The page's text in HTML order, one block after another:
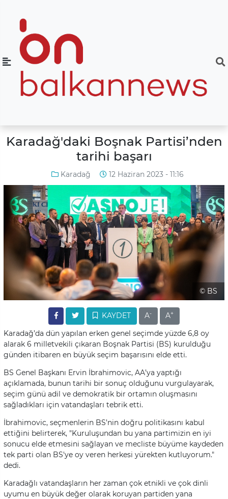
Karadağ'daki Boşnak Partisi’nden
tarihi başarı
Karadağ 12 Haziran 2023 - 11:16
© BS
KAYDET A- A+
Karadağ’da dün yapılan erken genel seçimde yüzde 6,8 oy
alarak 6 milletvekili çıkaran Boşnak Partisi (BS) kurulduğu
günden itibaren en büyük seçim başarısını elde etti.
BS Genel Başkanı Ervin İbrahimovic, AA’ya yaptığı
açıklamada, bunun tarihi bir sonuç olduğunu vurgulayarak,
seçim günü adil ve demokratik bir ortamın oluşmasını
sağladıkları için vatandaşları tebrik etti.
İbrahimovic, seçmenlerin BS’nin doğru politikasını kabul
ettiğini belirterek, "Kuruluşundan bu yana partimizin en iyi
sonucu elde etmesini sağlayan ve mecliste büyüme kaydeden
tek parti olan BS'ye oy veren herkesi yürekten kutluyorum."
dedi.
Karadağlı vatandaşların her zaman çok etnikli ve çok dinli
uyumu en büyük değer olarak koruyan partiden yana